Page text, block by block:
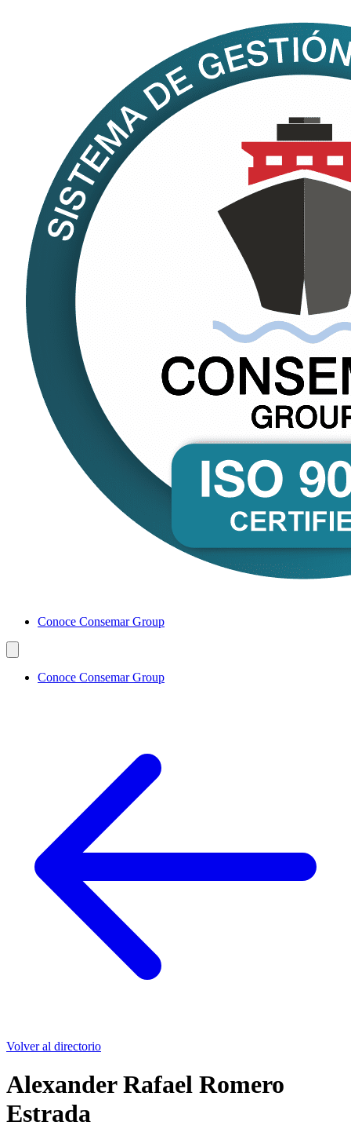
Conoce Consemar Group
Conoce Consemar Group
Volver al directorio
Alexander Rafael Romero
Estrada